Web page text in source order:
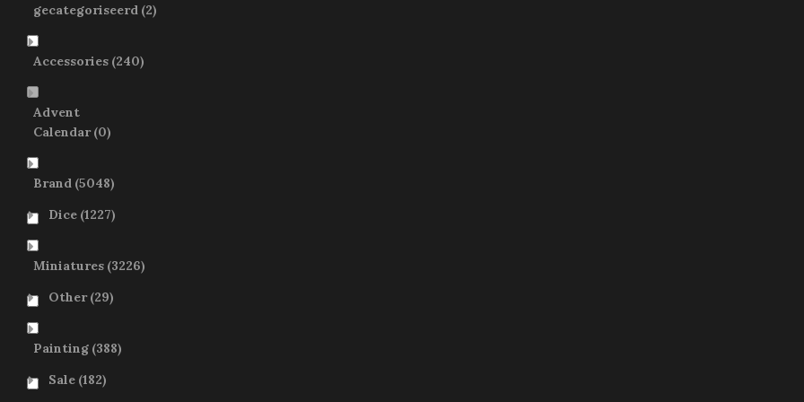
gecategoriseerd (2)
Accessories (240)
Advent
Calendar (0)
Brand (5048)
Dice (1227)
Miniatures (3226)
Other (29)
Painting (388)
Sale (182)